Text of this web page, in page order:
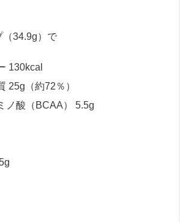
（34.9g）で
130kcal
25g（約72％）
ノ酸（BCAA） 5.5g